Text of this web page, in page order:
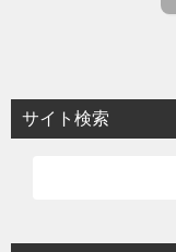
サイト検索